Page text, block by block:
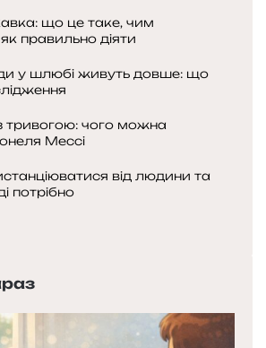
що це таке, чим
правильно діяти
у шлюбі живуть довше: що
тривогою: чого можна
Мессі
від людини та
потрібно